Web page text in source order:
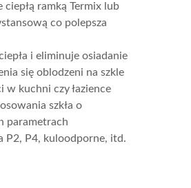
ciepłą ramką Termix lub
co polepsza
i eliminuje osiadanie
się oblodzeni na szkle
w kuchni czy łazience
szkła o
parametrach
P2, P4, kuloodporne, itd.